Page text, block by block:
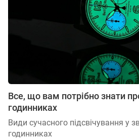
Все, що вам потрібно знати
годинниках
Види сучасного підсвічування у
годинниках